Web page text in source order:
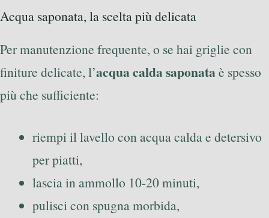
Acqua saponata, la scelta più delicata
Per manutenzione frequente, o se hai griglie con
finiture delicate, l’acqua calda saponataè spesso
più che sufficiente:
riempi il lavello con acqua calda e detersivo
per piatti,
lascia in ammollo 10-20 minuti,
pulisci con spugna morbida,